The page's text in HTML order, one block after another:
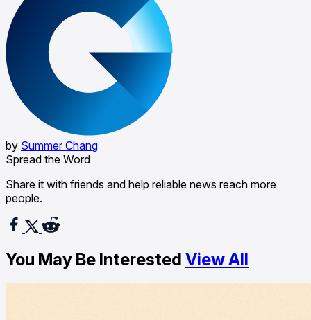
by Summer Chang
Spread the Word
Share it with friends and help reliable news reach more
people.
You May Be Interested View All